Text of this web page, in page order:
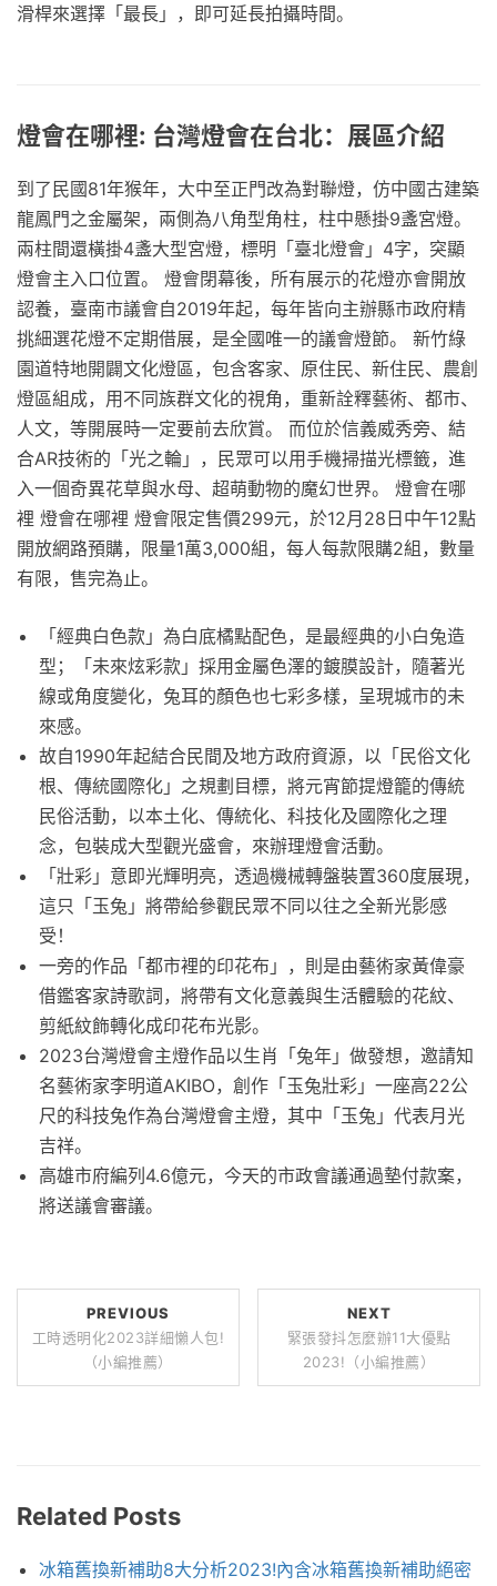
滑桿來選擇「最長」，即可延長拍攝時間。
燈會在哪裡: 台灣燈會在台北：展區介紹
到了民國81年猴年，大中至正門改為對聯燈，仿中國古建築
龍鳳門之金屬架，兩側為八角型角柱，柱中懸掛9盞宮燈。
兩柱間還橫掛4盞大型宮燈，標明「臺北燈會」4字，突顯
燈會主入口位置。 燈會閉幕後，所有展示的花燈亦會開放
認養，臺南市議會自2019年起，每年皆向主辦縣市政府精
挑細選花燈不定期借展，是全國唯一的議會燈節。 新竹綠
園道特地開闢文化燈區，包含客家、原住民、新住民、農創
燈區組成，用不同族群文化的視角，重新詮釋藝術、都市、
人文，等開展時一定要前去欣賞。 而位於信義威秀旁、結
合AR技術的「光之輪」，民眾可以用手機掃描光標籤，進
入一個奇異花草與水母、超萌動物的魔幻世界。 燈會在哪
裡 燈會在哪裡 燈會限定售價299元，於12月28日中午12點
開放網路預購，限量1萬3,000組，每人每款限購2組，數量
有限，售完為止。
「經典白色款」為白底橘點配色，是最經典的小白兔造
型；「未來炫彩款」採用金屬色澤的鍍膜設計，隨著光
線或角度變化，兔耳的顏色也七彩多樣，呈現城市的未
來感。
故自1990年起結合民間及地方政府資源，以「民俗文化
根、傳統國際化」之規劃目標，將元宵節提燈籠的傳統
民俗活動，以本土化、傳統化、科技化及國際化之理
念，包裝成大型觀光盛會，來辦理燈會活動。
「壯彩」意即光輝明亮，透過機械轉盤裝置360度展現，
這只「玉兔」將帶給參觀民眾不同以往之全新光影感
受！
一旁的作品「都市裡的印花布」，則是由藝術家黃偉豪
借鑑客家詩歌詞，將帶有文化意義與生活體驗的花紋、
剪紙紋飾轉化成印花布光影。
2023台灣燈會主燈作品以生肖「兔年」做發想，邀請知
名藝術家李明道AKIBO，創作「玉兔壯彩」一座高22公
尺的科技兔作為台灣燈會主燈，其中「玉兔」代表月光
吉祥。
高雄市府編列4.6億元，今天的市政會議通過墊付款案，
將送議會審議。
PREVIOUS
工時透明化2023詳細懶人包!
（小編推薦）
NEXT
緊張發抖怎麼辦11大優點
2023!（小編推薦）
Related Posts
冰箱舊換新補助8大分析2023!內含冰箱舊換新補助絕密